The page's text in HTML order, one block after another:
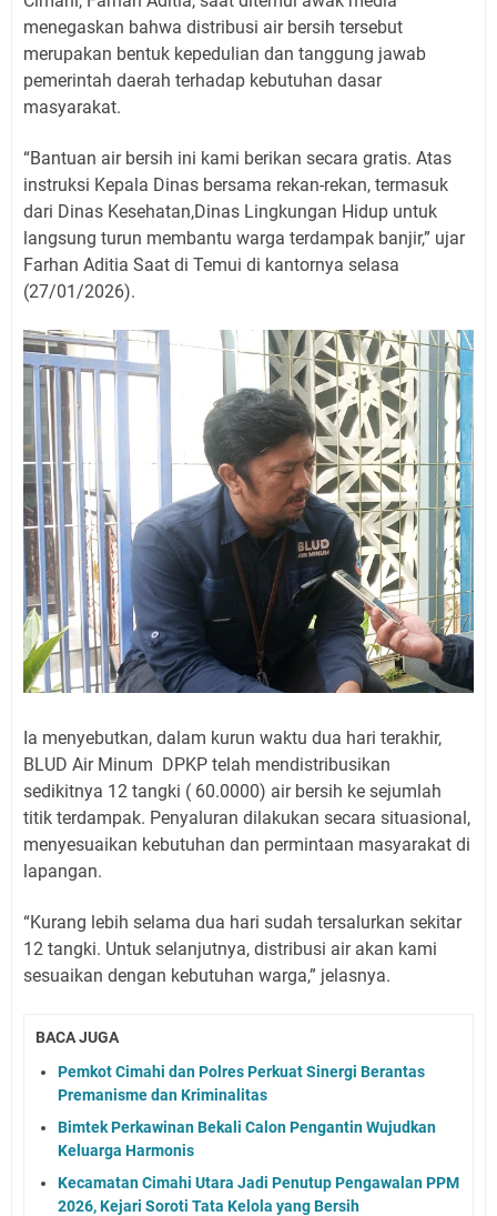
menegaskan bahwa distribusi air bersih tersebut
merupakan bentuk kepedulian dan tanggung jawab
pemerintah daerah terhadap kebutuhan dasar
masyarakat.
“Bantuan air bersih ini kami berikan secara gratis. Atas
instruksi Kepala Dinas bersama rekan-rekan, termasuk
dari Dinas Kesehatan,Dinas Lingkungan Hidup untuk
langsung turun membantu warga terdampak banjir,” ujar
Farhan Aditia Saat di Temui di kantornya selasa
(27/01/2026).
Ia menyebutkan, dalam kurun waktu dua hari terakhir,
BLUD Air Minum DPKP telah mendistribusikan
sedikitnya 12 tangki ( 60.0000) air bersih ke sejumlah
titik terdampak. Penyaluran dilakukan secara situasional,
menyesuaikan kebutuhan dan permintaan masyarakat di
lapangan.
“Kurang lebih selama dua hari sudah tersalurkan sekitar
12 tangki. Untuk selanjutnya, distribusi air akan kami
sesuaikan dengan kebutuhan warga,” jelasnya.
BACA JUGA
Pemkot Cimahi dan Polres Perkuat Sinergi Berantas
Premanisme dan Kriminalitas
Bimtek Perkawinan Bekali Calon Pengantin Wujudkan
Keluarga Harmonis
Kecamatan Cimahi Utara Jadi Penutup Pengawalan PPM
2026, Kejari Soroti Tata Kelola yang Bersih